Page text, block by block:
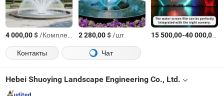
4 000,00$/Комплект 2 280,00$/шт. 15 500,00-40 000,00 $
Контакты
Чат
Hebei Shuoying Landscape Engineering Co., Ltd.